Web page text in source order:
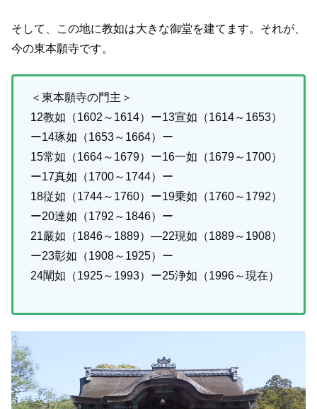
そして、この地に教如は大きな御堂を建てます。それが、
今の東本願寺です。
＜東本願寺の門主＞
12教如（1602～1614）ー13宣如（1614～1653）
ー14琢如（1653～1664）ー
15常如（1664～1679）ー16一如（1679～1700）
ー17真如（1700～1744）ー
18従如（1744～1760）ー19乗如（1760～1792）
ー20達如（1792～1846）ー
21嚴如（1846～1889）―22現如（1889～1908）
ー23彰如（1908～1925）ー
24闡如（1925～1993）ー25浄如（1996～現在）